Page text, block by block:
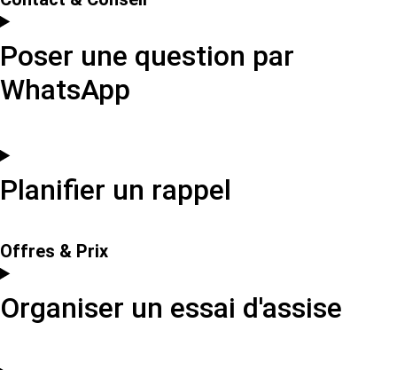
Poser une question par
WhatsApp
Planifier un rappel
Offres & Prix
Organiser un essai d'assise